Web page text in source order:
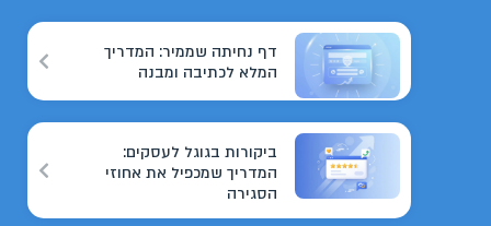
דף נחיתה שממיר: המדריך
המלא לכתיבה ומבנה
ביקורות בגוגל לעסקים:
המדריך שמכפיל את אחוזי
הסגירה